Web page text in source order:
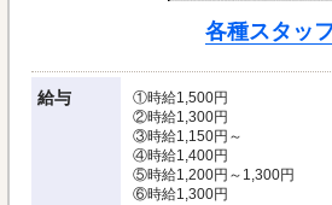
各種スタッ
給与
①時給1,500円
②時給1,300円
③時給1,150円～
④時給1,400円
⑤時給1,200円～1,300円
⑥時給1,300円